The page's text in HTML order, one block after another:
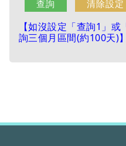
【如沒設定「查詢1」
詢三個月區間(約100天)】